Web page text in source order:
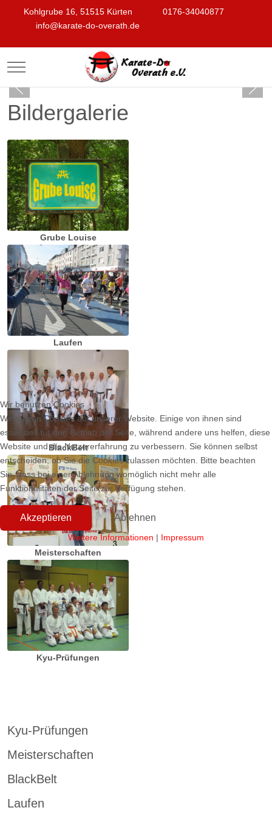
Kohlgrube 16, 51515 Kürten
0176-34040877
info@karate-do-overath.de
Mobile Menu Toggle
Bildergalerie
Grube Louise
Laufen
BlackBelt
Meisterschaften
Kyu-Prüfungen
Kyu-Prüfungen
Meisterschaften
BlackBelt
Laufen
Wir benutzen Cookies
Wir nutzen Cookies auf unserer Website. Einige von ihnen sind
essenziell für den Betrieb der Seite, während andere uns helfen, diese
Website und die Nutzererfahrung zu verbessern. Sie können selbst
entscheiden, ob Sie die Cookies zulassen möchten. Bitte beachten
Sie, dass bei einer Ablehnung womöglich nicht mehr alle
Funktionalitäten der Seite zur Verfügung stehen.
Akzeptieren Ablehnen
Weitere Informationen | Impressum